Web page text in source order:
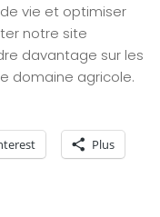
vie et optimiser
notre site
davantage sur les
domaine agricole.
Plus